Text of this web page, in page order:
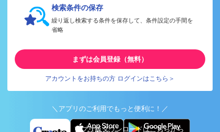
検索条件の保存
繰り返し検索する条件を保存して、条件設定の手間を
省略
まずは会員登録（無料）
アカウントをお持ちの方 ログインはこちら＞
＼アプリのご利用でもっと便利に！／
アプリ版ダウンロードはこちらから